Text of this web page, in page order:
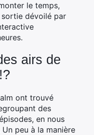
le temps,
dévoilé par
airs de
ont trouvé
des
en nous
peu à la manière